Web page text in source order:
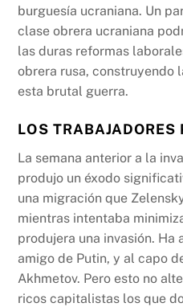
burguesía ucraniana. Un
clase obrera ucraniana
las duras reformas
obrera rusa, construyendo
esta brutal guerra.
LOS TRABAJADORES
La semana anterior a la
produjo un éxodo
una migración que
mientras intentaba
produjera una invasión. Ha
amigo de Putin, y al capo
Akhmetov. Pero esto no
ricos capitalistas los que